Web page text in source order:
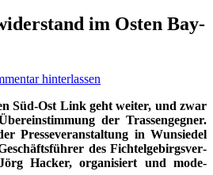
im Osten Bay­
hinterlassen
Süd-Ost Link geht wei­ter, und zwar
der Tras­sen­geg­ner.
Pres­se­ver­an­stal­tung in Wun­sie­del
des Fich­tel­ge­birgs­ver­
Hacker, orga­ni­siert und mode­